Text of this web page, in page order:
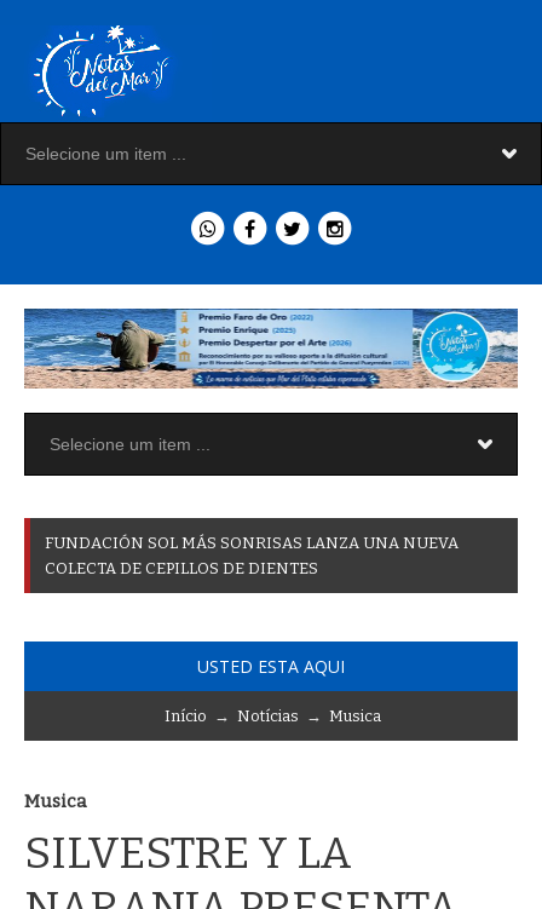
FUNDACIÓN SOL MÁS SONRISAS LANZA UNA NUEVA
COLECTA DE CEPILLOS DE DIENTES
USTED ESTA AQUI
Início → Notícias → Musica
Musica
SILVESTRE Y LA